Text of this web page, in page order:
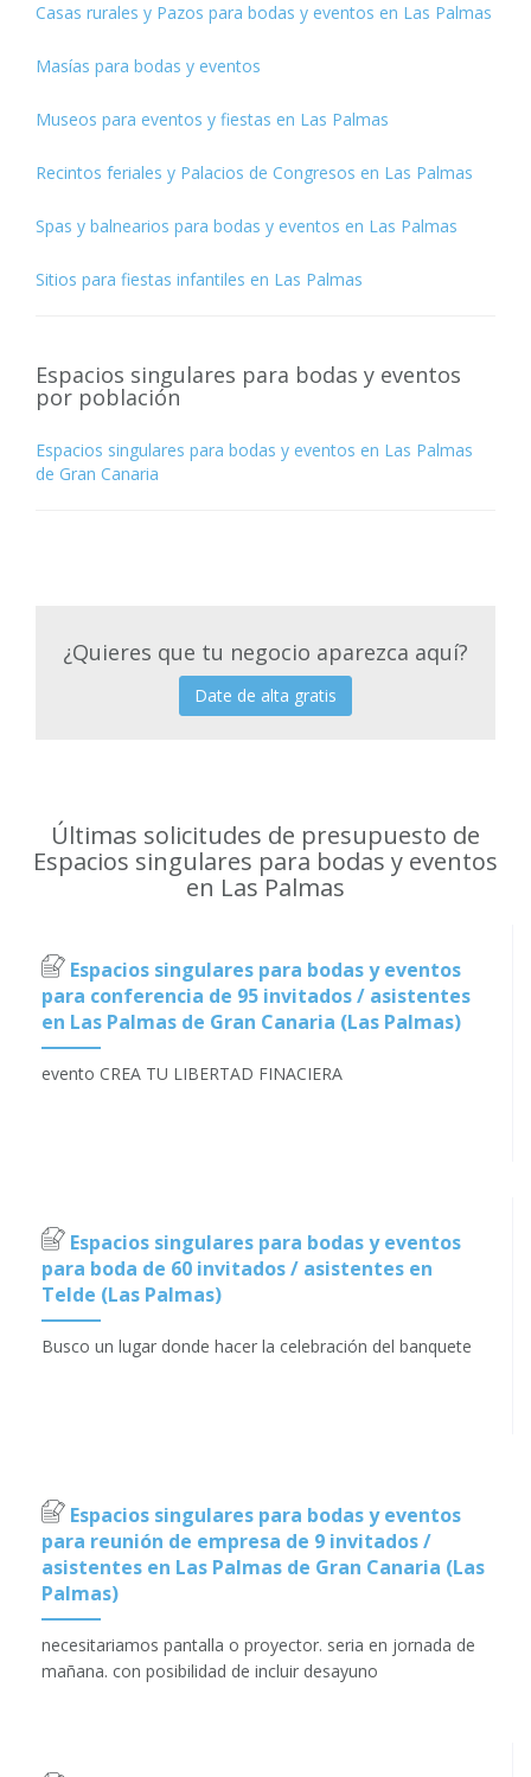
Casas rurales y Pazos para bodas y eventos en Las Palmas
Masías para bodas y eventos
Museos para eventos y fiestas en Las Palmas
Recintos feriales y Palacios de Congresos en Las Palmas
Spas y balnearios para bodas y eventos en Las Palmas
Sitios para fiestas infantiles en Las Palmas
Espacios singulares para bodas y eventos
por población
Espacios singulares para bodas y eventos en Las Palmas
de Gran Canaria
¿Quieres que tu negocio aparezca aquí?
Date de alta gratis
Últimas solicitudes de presupuesto de
Espacios singulares para bodas y eventos
en Las Palmas
Espacios singulares para bodas y eventos
para conferencia de 95 invitados / asistentes
en Las Palmas de Gran Canaria (Las Palmas)
evento CREA TU LIBERTAD FINACIERA
Espacios singulares para bodas y eventos
para boda de 60 invitados / asistentes en
Telde (Las Palmas)
Busco un lugar donde hacer la celebración del banquete
Espacios singulares para bodas y eventos
para reunión de empresa de 9 invitados /
asistentes en Las Palmas de Gran Canaria (Las
Palmas)
necesitariamos pantalla o proyector. seria en jornada de
mañana. con posibilidad de incluir desayuno